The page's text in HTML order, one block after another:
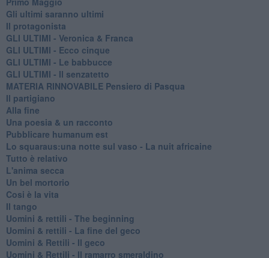
Gli ultimi saranno ultimi
Il protagonista
GLI ULTIMI - Veronica & Franca
GLI ULTIMI - Ecco cinque
GLI ULTIMI - Le babbucce
GLI ULTIMI - Il senzatetto
MATERIA RINNOVABILE Pensiero di Pasqua
Il partigiano
Alla fine
Una poesia & un racconto
Pubblicare humanum est
Lo squaraus:una notte sul vaso - La nuit africaine
Tutto è relativo
L'anima secca
Un bel mortorio
Cosi è la vita
Il tango
​Uomini & rettili - The beginning
​Uomini & rettili - La fine del geco
Uomini & Rettili - Il geco
Uomini & Rettili - Il ramarro smeraldino